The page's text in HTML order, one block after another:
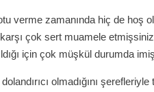
verme zamanında hiç de hoş
çok sert muamele
için çok müşkül durumda
olmadığını şerefleriyle